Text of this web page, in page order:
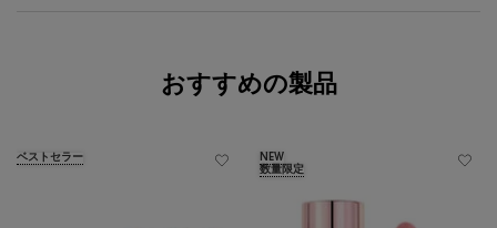
おすすめの製品
ベストセラー
NEW
数量限定